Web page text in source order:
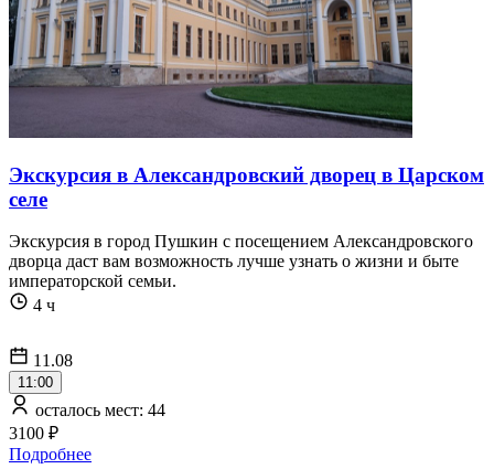
Экскурсия в Александровский дворец в Царском
селе
Экскурсия в город Пушкин с посещением Александровского
дворца даст вам возможность лучше узнать о жизни и быте
императорской семьи.
4 ч
11.08
11:00
осталось мест: 44
3100 ₽
Подробнее